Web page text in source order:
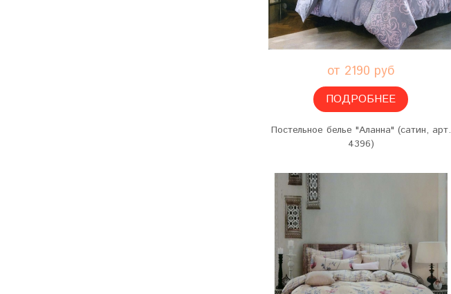
от 2190 руб
ПОДРОБНЕЕ
Постельное белье "Аланна" (сатин, арт.
4396)